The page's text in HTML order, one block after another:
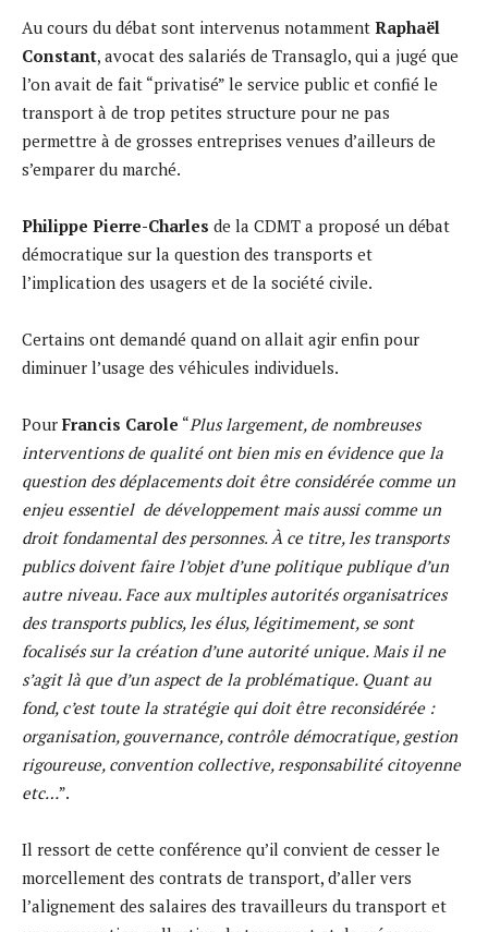
Au cours du débat sont intervenus notamment Raphaël
Constant, avocat des salariés de Transaglo, qui a jugé que
l’on avait de fait “privatisé” le service public et confié le
transport à de trop petites structure pour ne pas
permettre à de grosses entreprises venues d’ailleurs de
s’emparer du marché.
Philippe Pierre-Charles de la CDMT a proposé un débat
démocratique sur la question des transports et
l’implication des usagers et de la société civile.
Certains ont demandé quand on allait agir enfin pour
diminuer l’usage des véhicules individuels.
Pour Francis Carole “Plus largement, de nombreuses
interventions de qualité ont bien mis en évidence que la
question des déplacements doit être considérée comme un
enjeu essentiel de développement mais aussi comme un
droit fondamental des personnes. À ce titre, les transports
publics doivent faire l’objet d’une politique publique d’un
autre niveau. Face aux multiples autorités organisatrices
des transports publics, les élus, légitimement, se sont
focalisés sur la création d’une autorité unique. Mais il ne
s’agit là que d’un aspect de la problématique. Quant au
fond, c’est toute la stratégie qui doit être reconsidérée :
organisation, gouvernance, contrôle démocratique, gestion
rigoureuse, convention collective, responsabilité citoyenne
etc…”.
Il ressort de cette conférence qu’il convient de cesser le
morcellement des contrats de transport, d’aller vers
l’alignement des salaires des travailleurs du transport et